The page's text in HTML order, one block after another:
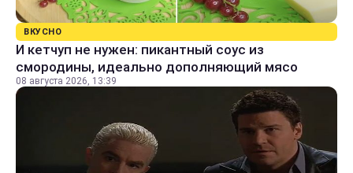
ВКУСНО
И кетчуп не нужен: пикантный соус из
смородины, идеально дополняющий мясо
08 августа 2026, 13:39